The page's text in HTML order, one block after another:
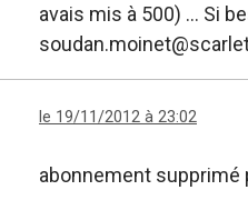
avais mis à 500) ... Si
le 19/11/2012 à 23:02
abonnement supprimé